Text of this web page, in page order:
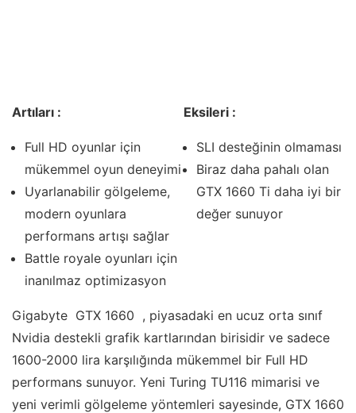
Artıları :
Full HD oyunlar için
mükemmel oyun deneyimi
Uyarlanabilir gölgeleme,
modern oyunlara
performans artışı sağlar
Battle royale oyunları için
inanılmaz optimizasyon
Eksileri :
SLI desteğinin olmaması
Biraz daha pahalı olan
GTX 1660 Ti daha iyi bir
değer sunuyor
Gigabyte GTX 1660 , piyasadaki en ucuz orta sınıf
Nvidia destekli grafik kartlarından birisidir ve sadece
1600-2000 lira karşılığında mükemmel bir Full HD
performans sunuyor. Yeni Turing TU116 mimarisi ve
yeni verimli gölgeleme yöntemleri sayesinde, GTX 1660